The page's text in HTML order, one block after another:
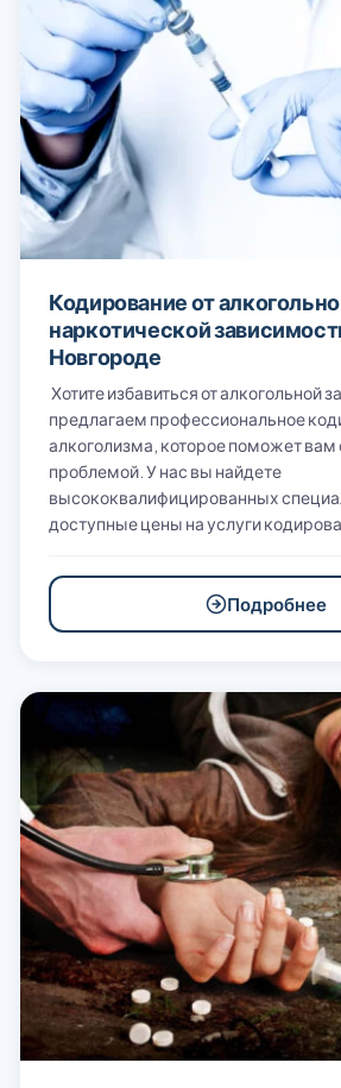
Кодирование от
наркотической
Новгороде
Хотите избавиться от алкогольной
предлагаем профессиональное
алкоголизма, которое поможет вам
проблемой. У нас вы найдете
высококвалифицированных
доступные цены на услуги
Подробнее